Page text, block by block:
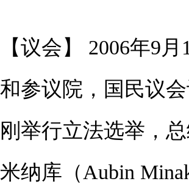
【议会】 2006年9
和参议院，国民议
刚举行立法选举，
米纳库（Aubin